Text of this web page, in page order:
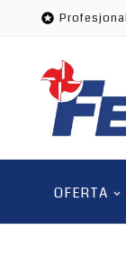

OFERTA